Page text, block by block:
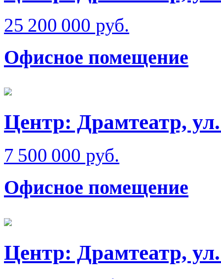
25 200 000 руб.
Офисное помещение
Центр: Драмтеатр,
7 500 000 руб.
Офисное помещение
Центр: Драмтеатр,